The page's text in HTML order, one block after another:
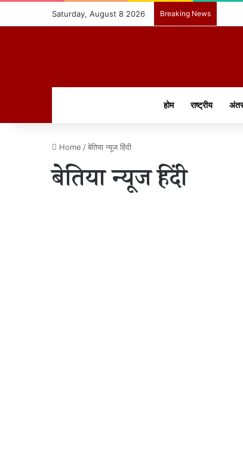
Saturday, August 8 2026 Breaking News
होम राष्ट्रीय
Home /बेतिया न्यूज हिंदी
बेतिया न्यूज हिंदी